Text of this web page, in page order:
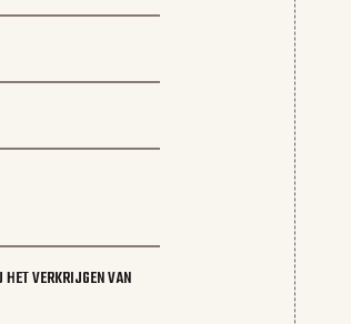
VERKRIJGEN VAN